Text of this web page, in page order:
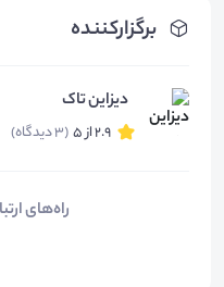
برگزارکننده
دیزاین تاک
2.9 از 5 (3 دیدگاه)
راه‌های